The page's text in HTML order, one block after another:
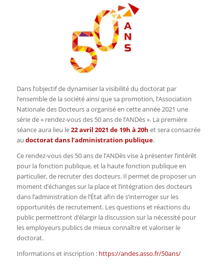
Dans l’objectif de dynamiser la visibilité du doctorat par
l’ensemble de la société ainsi que sa promotion, l’Association
Nationale des Docteurs a organisé en cette année 2021 une
série de « rendez-vous des 50 ans de l’ANDès ». La première
séance aura lieu le22 avril 2021 de 19h à 20h et sera consacrée
au doctorat dans l’administration publique.
Ce rendez-vous des 50 ans de l’ANDèsvise à présenter l’intérêt
pour la fonction publique, et la haute fonction publique en
particulier, de recruter des docteurs. Il permet de proposer un
moment d’échanges sur la place et l’intégration des docteurs
dans l’administration de l’État afin de s’interroger sur les
opportunités de recrutement. Les questions et réactions du
public permettront d’élargir la discussion sur la nécessité pour
les employeurs publics de mieux connaître et valoriser le
doctorat.
Informations et inscription : https://andes.asso.fr/50ans/